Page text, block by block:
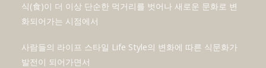
식(食)이 더 이상 단순한 먹거리를 벗어나 새로운 문화로 변
화되어가는 시점에서
사람들의 라이프 스타일 Life Style의 변화에 따른 식문화가
발전이 되어가면서